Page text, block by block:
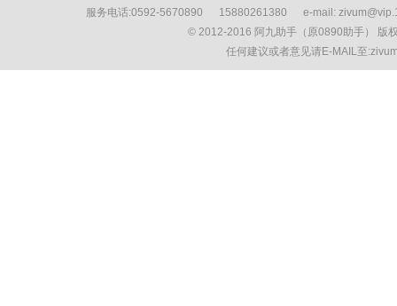
服务电话:0592-5670890 15880261380 e-mail:
© 2012-2016 阿九助手（原0890助手） 版
任何建议或者意见请E-MAIL至